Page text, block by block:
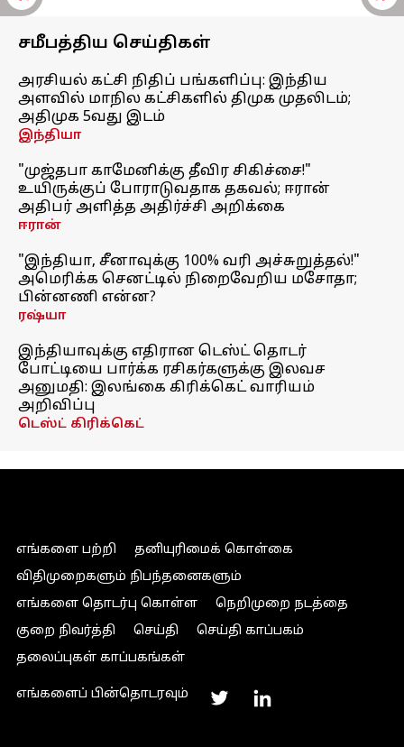
சமீபத்திய செய்திகள்
அரசியல் கட்சி நிதிப் பங்களிப்பு: இந்திய
அளவில் மாநில கட்சிகளில் திமுக முதலிடம்;
அதிமுக 5வது இடம்
இந்தியா
"முஜ்தபா காமேனிக்கு தீவிர சிகிச்சை!"
உயிருக்குப் போராடுவதாக தகவல்; ஈரான்
அதிபர் அளித்த அதிர்ச்சி அறிக்கை
ஈரான்
"இந்தியா, சீனாவுக்கு 100% வரி அச்சுறுத்தல்!"
அமெரிக்க செனட்டில் நிறைவேறிய மசோதா;
பின்னணி என்ன?
ரஷ்யா
இந்தியாவுக்கு எதிரான டெஸ்ட் தொடர்
போட்டியை பார்க்க ரசிகர்களுக்கு இலவச
அனுமதி: இலங்கை கிரிக்கெட் வாரியம்
அறிவிப்பு
டெஸ்ட் கிரிக்கெட்
எங்களை பற்றி
தனியுரிமைக் கொள்கை
விதிமுறைகளும் நிபந்தனைகளும்
எங்களை தொடர்பு கொள்ள
நெறிமுறை நடத்தை
குறை நிவர்த்தி
செய்தி
செய்தி காப்பகம்
தலைப்புகள் காப்பகங்கள்
எங்களைப் பின்தொடரவும்